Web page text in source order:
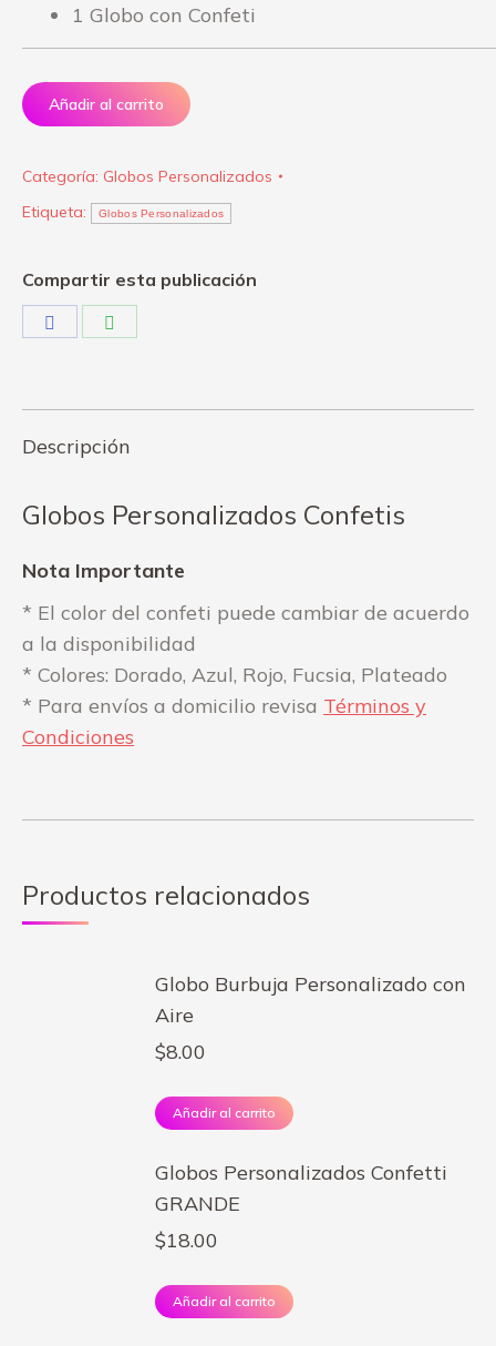
1 Globo con Confeti
Añadir al carrito
Categoría: Globos Personalizados
Etiqueta:
Globos Personalizados
Compartir esta publicación
Descripción
Globos Personalizados Confetis
Nota Importante
* El color del confeti puede cambiar de acuerdo
a la disponibilidad
* Colores: Dorado, Azul, Rojo, Fucsia, Plateado
* Para envíos a domicilio revisa Términos y
Condiciones
Productos relacionados
Globo Burbuja Personalizado con
Aire
$8.00
Añadir al carrito
Globos Personalizados Confetti
GRANDE
$18.00
Añadir al carrito